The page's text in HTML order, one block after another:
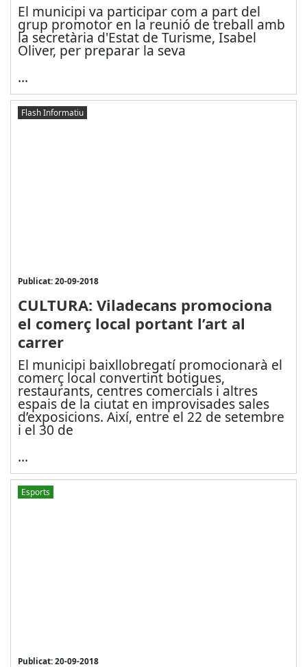
El municipi va participar com a part del
grup promotor en la reunió de treball amb
la secretària d'Estat de Turisme, Isabel
Oliver, per preparar la seva
...
Flash Informatiu
Publicat: 20-09-2018
CULTURA: Viladecans promociona
el comerç local portant l’art al
carrer
El municipi baixllobregatí promocionarà el
comerç local convertint botigues,
restaurants, centres comercials i altres
espais de la ciutat en improvisades sales
d’exposicions. Així, entre el 22 de setembre
i el 30 de
...
Esports
Publicat: 20-09-2018